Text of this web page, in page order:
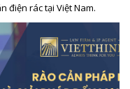
điện rác tại Việt Nam.